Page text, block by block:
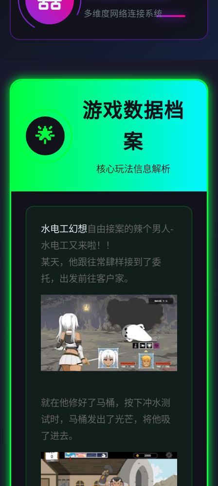
多维度网络连接系统
🌟
游戏数据档
案
核心玩法信息解析
水电工幻想自由接案的辣个男人-
水电工又来啦！！
某天，他跟往常肆样接到了委
托，出发前往客户家。
就在他修好了马桶，按下冲水测
试时，马桶发出了光芒，将他吸
了进去。